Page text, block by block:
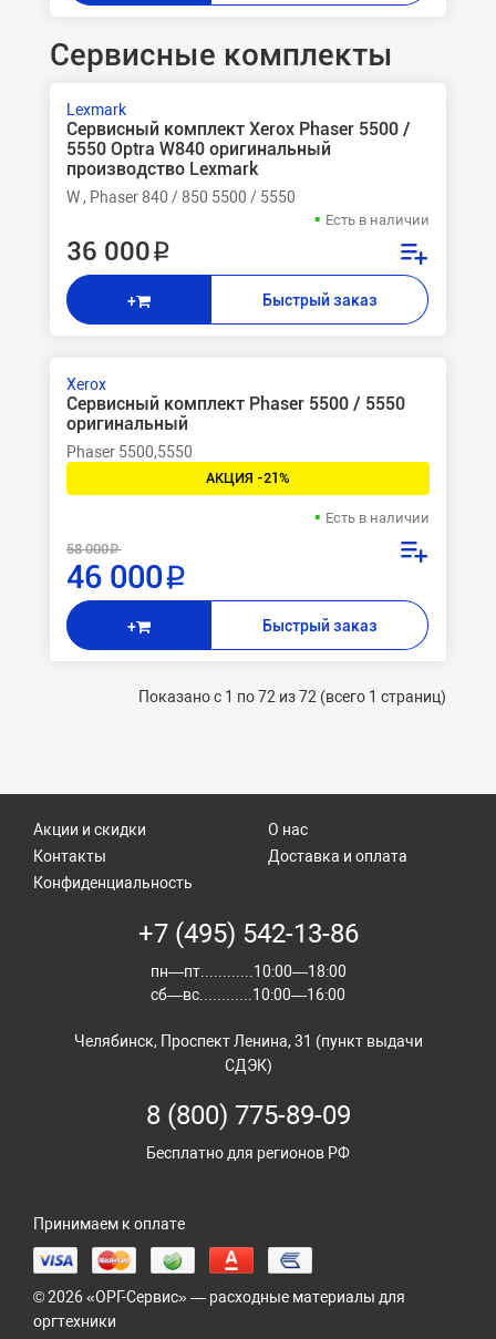
Сервисные комплекты
Lexmark
Сервисный комплект Xerox Phaser 5500 /
5550 Optra W840 оригинальный
производство Lexmark
W , Phaser 840 / 850 5500 / 5550
Есть в наличии
36 000 ₽
+ Быстрый заказ
Xerox
Сервисный комплект Phaser 5500 / 5550
оригинальный
Phaser 5500,5550
АКЦИЯ -21%
Есть в наличии
58 000 ₽
46 000 ₽
+ Быстрый заказ
Показано с 1 по 72 из 72 (всего 1 страниц)
Акции и скидки
Контакты
О нас
Доставка и оплата
Конфиденциальность
+7 (495) 542-13-86
пн—пт............10:00—18:00
сб—вс............10:00—16:00
Челябинск, Проспект Ленина, 31 (пункт выдачи
СДЭК)
8 (800) 775-89-09
Бесплатно для регионов РФ
Принимаем к оплате
© 2026 «ОРГ-Сервис» — расходные материалы для
оргтехники